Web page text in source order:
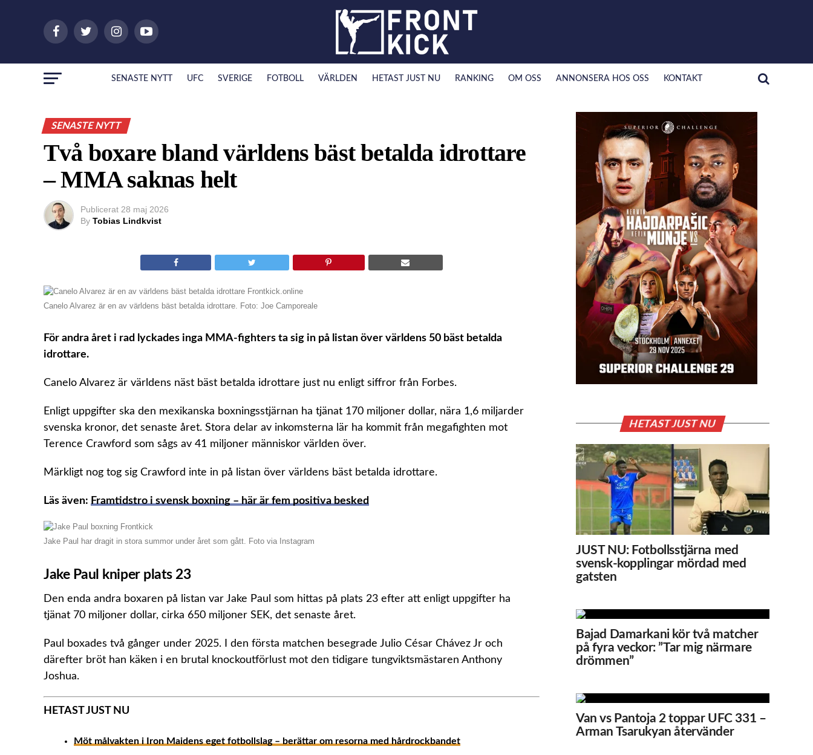
SENASTE NYTT UFC SVERIGE FOTBOLL VÄRLDEN HETAST JUST NU RANKING OM OSS ANNONSERA HOS OSS KONTAKT
SENASTE NYTT
Två boxare bland världens bäst betalda idrottare
– MMA saknas helt
Publicerat 28 maj 2026
By Tobias Lindkvist
Canelo Alvarez är en av världens bäst betalda idrottare. Foto: Joe Camporeale
För andra året i rad lyckades inga MMA-fighters ta sig in på listan över världens 50 bäst betalda
idrottare.
Canelo Alvarez är världens näst bäst betalda idrottare just nu enligt siffror från Forbes.
Enligt uppgifter ska den mexikanska boxningsstjärnan ha tjänat 170 miljoner dollar, nära 1,6 miljarder
svenska kronor, det senaste året. Stora delar av inkomsterna lär ha kommit från megafighten mot
Terence Crawford som sågs av 41 miljoner människor världen över.
Märkligt nog tog sig Crawford inte in på listan över världens bäst betalda idrottare.
Läs även: Framtidstro i svensk boxning – här är fem positiva besked
Jake Paul har dragit in stora summor under året som gått. Foto via Instagram
Jake Paul kniper plats 23
Den enda andra boxaren på listan var Jake Paul som hittas på plats 23 efter att enligt uppgifter ha
tjänat 70 miljoner dollar, cirka 650 miljoner SEK, det senaste året.
Paul boxades två gånger under 2025. I den första matchen besegrade Julio César Chávez Jr och
därefter bröt han käken i en brutal knockoutförlust mot den tidigare tungviktsmästaren Anthony
Joshua.
HETAST JUST NU
Möt målvakten i Iron Maidens eget fotbollslag – berättar om resorna med hårdrockbandet
HETAST JUST NU
JUST NU: Fotbollsstjärna med
svensk-kopplingar mördad med
gatsten
Bajad Damarkani kör två matcher
på fyra veckor: ”Tar mig närmare
drömmen”
Van vs Pantoja 2 toppar UFC 331 –
Arman Tsarukyan återvänder